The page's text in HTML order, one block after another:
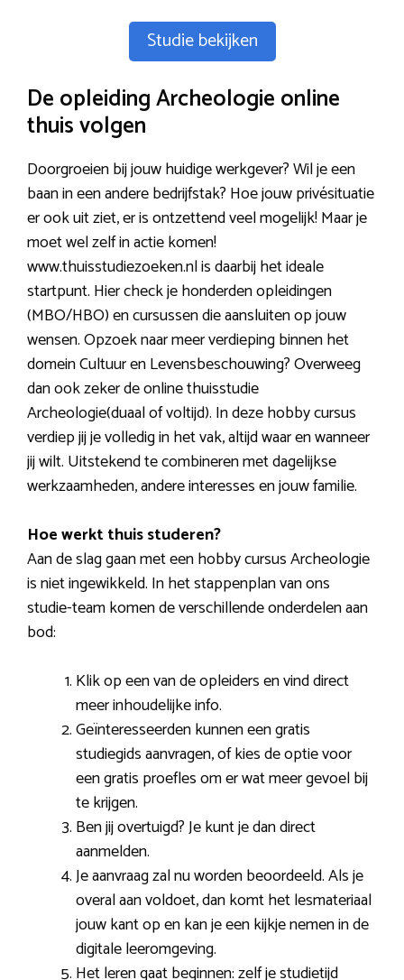
Studie bekijken
De opleiding Archeologie online
thuis volgen
Doorgroeien bij jouw huidige werkgever? Wil je een
baan in een andere bedrijfstak? Hoe jouw privésituatie
er ook uit ziet, er is ontzettend veel mogelijk! Maar je
moet wel zelf in actie komen!
www.thuisstudiezoeken.nl is daarbij het ideale
startpunt. Hier check je honderden opleidingen
(MBO/HBO) en cursussen die aansluiten op jouw
wensen. Opzoek naar meer verdieping binnen het
domein Cultuur en Levensbeschouwing? Overweeg
dan ook zeker de online thuisstudie
Archeologie(duaal of voltijd). In deze hobby cursus
verdiep jij je volledig in het vak, altijd waar en wanneer
jij wilt. Uitstekend te combineren met dagelijkse
werkzaamheden, andere interesses en jouw familie.
Hoe werkt thuis studeren?
Aan de slag gaan met een hobby cursus Archeologie
is niet ingewikkeld. In het stappenplan van ons
studie-team komen de verschillende onderdelen aan
bod:
Klik op een van de opleiders en vind direct
meer inhoudelijke info.
Geïnteresseerden kunnen een gratis
studiegids aanvragen, of kies de optie voor
een gratis proefles om er wat meer gevoel bij
te krijgen.
Ben jij overtuigd? Je kunt je dan direct
aanmelden.
Je aanvraag zal nu worden beoordeeld. Als je
overal aan voldoet, dan komt het lesmateriaal
jouw kant op en kan je een kijkje nemen in de
digitale leeromgeving.
Het leren gaat beginnen: zelf je studietijd